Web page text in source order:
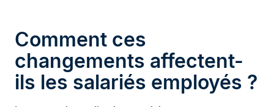
Comment ces
changements affectent-
ils les salariés employés ?